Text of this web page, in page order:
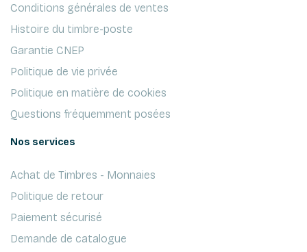
Conditions générales de ventes
Histoire du timbre-poste
Garantie CNEP
Politique de vie privée
Politique en matière de cookies
Questions fréquemment posées
Nos services
Achat de Timbres - Monnaies
Politique de retour
Paiement sécurisé
Demande de catalogue